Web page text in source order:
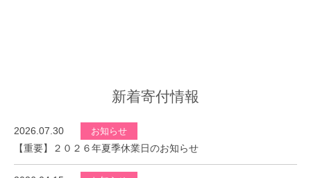
新着寄付情報
2026.07.30 お知らせ
【重要】２０２６年夏季休業日のお知らせ